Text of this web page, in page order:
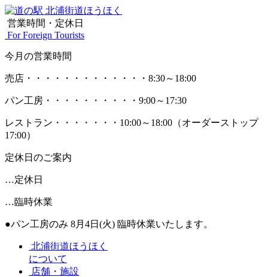
営業時間・定休日
For Foreign Tourists
今月の営業時間
売店 ・・・・・・・・・・・・・ 8:30～18:00
パン工房 ・・・・・・・・・・ 9:00～17:30
レストラン ・・・・・・・ 10:00～18:00 （オーダーストップ
17:00）
定休日のご案内
…定休日
…臨時休業
●パン工房のみ 8月4日(火) 臨時休業いたします。
北浦街道ほうほく
について
店舗・施設